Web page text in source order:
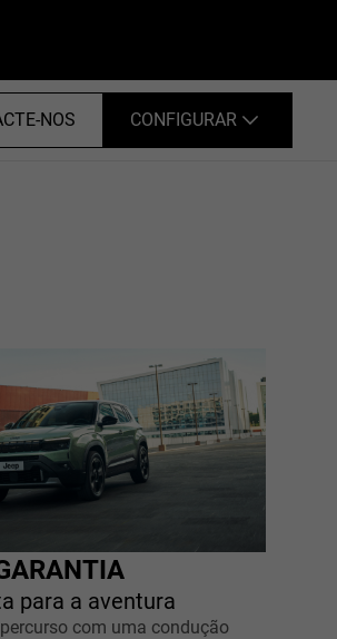
NOS CONFIGURAR
para a aventura
com uma condução